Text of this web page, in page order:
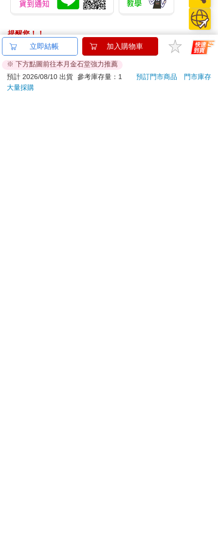
提醒您！！
金石堂及銀行均不會請您操作ATM! 如接獲電話要求您前往
ATM提款機，請不要聽從指示，以免受騙上當！
退換貨須知：
**提醒您，鑑賞期不等於試用期，退回商品須為全新狀態**
立即結帳 加入購物車
※ 下方點圖前往本月金石堂強力推薦
預計 2026/08/10 出貨 參考庫存量：1 預訂門市商品
門市庫存
大量採購